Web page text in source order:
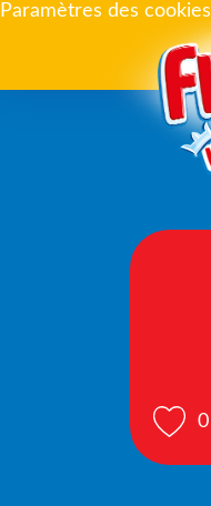
Paramètres des cookies
0